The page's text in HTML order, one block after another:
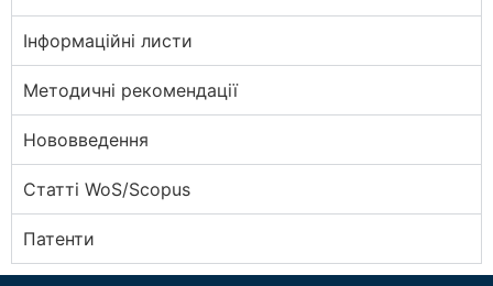
Інформаційні листи
Методичні рекомендації
Нововведення
Статті WoS/Scopus
Патенти